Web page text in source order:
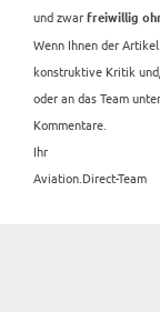
und zwar freiwillig
Wenn Ihnen der
konstruktive Kritik
oder an das Team unter
Kommentare.
Ihr
Aviation.Direct-Team